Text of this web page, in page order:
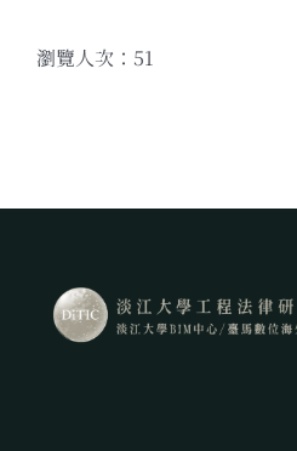
瀏覽人次：51